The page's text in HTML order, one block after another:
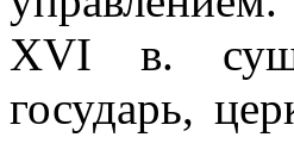
XVI в.
государь,